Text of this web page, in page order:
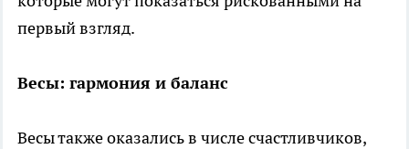
первый взгляд.
Весы: гармония и баланс
Весы также оказались в числе счастливчиков,